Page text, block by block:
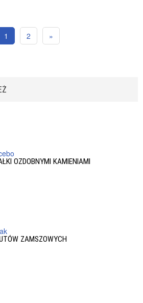
1 2 »
OZDOBNYMI KAMIENIAMI
ZAMSZOWYCH